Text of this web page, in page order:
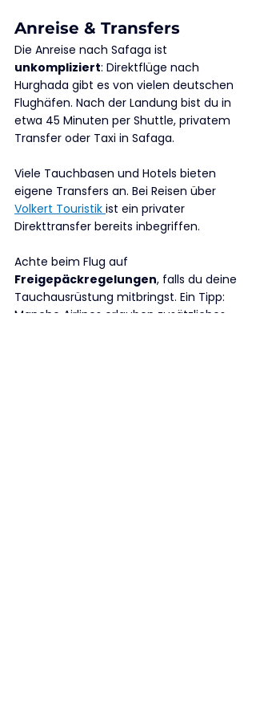
Anreise & Transfers
Die Anreise nach Safaga ist
unkompliziert: Direktflüge nach
Hurghada gibt es von vielen deutschen
Flughäfen. Nach der Landung bist du in
etwa 45 Minuten per Shuttle, privatem
Transfer oder Taxi in Safaga.
Viele Tauchbasen und Hotels bieten
eigene Transfers an. Bei Reisen über
Volkert Touristik ist ein privater
Direkttransfer bereits inbegriffen.
Achte beim Flug auf
Freigepäckregelungen, falls du deine
Tauchausrüstung mitbringst. Ein Tipp:
Manche Airlines erlauben zusätzliches